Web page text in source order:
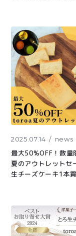
2025.07.14 news
最大50%OFF！数
夏のアウトレットセ
生チーズケーキ1本